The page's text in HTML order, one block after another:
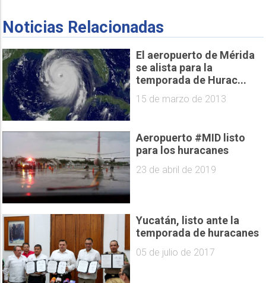
Noticias Relacionadas
El aeropuerto de Mérida
se alista para la
temporada de Hurac...
15 de marzo de 2013
Aeropuerto #MID listo
para los huracanes
23 de abril de 2019
Yucatán, listo ante la
temporada de huracanes
05 de julio de 2017